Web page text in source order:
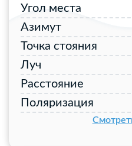
Угол места
Азимут
Точка стояния
Луч
Расстояние
Поляризация